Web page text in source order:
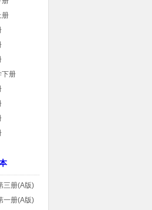
册
下册
三册(A版)
一册(A版)